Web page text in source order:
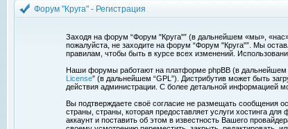
Форум "Круга" - Регистрация
Заходя на форум “Форум "Круга"” (в дальнейшем «мы»,
пожалуйста, не заходите на форум “Форум "Круга"”. Мы
правилам, чтобы быть в курсе всех изменений.
Наши форумы работают на платформе phpBB (в дальнейшем
License” (в дальнейшем “GPL”). Дистрибутив может быть
действия администрации. С более детальной информацией
Вы подтверждаете своё согласие не размещать сообщения
страны, страны, которая предоставляет услуги хостинга
аккаунт и поставить об этом в известность Вашего